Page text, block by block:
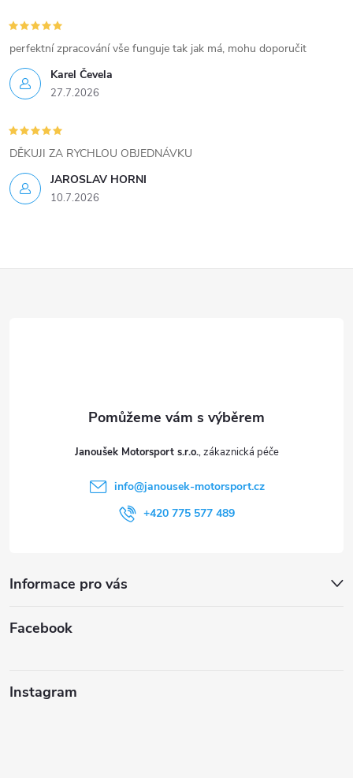
v
ý
p
i
s
u
Karel Čevela
27.7.2026
perfektní zpracování vše funguje tak jak má, mohu doporučit
JAROSLAV HORNI
10.7.2026
DĚKUJI ZA RYCHLOU OBJEDNÁVKU
Janoušek Motorsport s.r.o.
info@janousek-motorsport.cz
+420 775 577 489
Informace pro vás
Facebook
Instagram